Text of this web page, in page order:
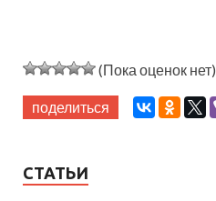
(Пока оценок нет)
поделиться
СТАТЬИ